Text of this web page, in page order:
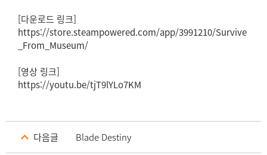
[다운로드 링크]
https://store.steampowered.com/app/3991210/Survive
_From_Museum/
[영상 링크]
https://youtu.be/tjT9lYLo7KM
다음글 Blade Destiny